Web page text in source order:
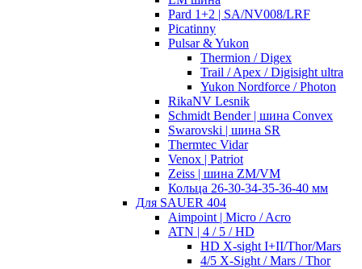
Pard 1+2 | SA/NV008/LRF
Picatinny
Pulsar & Yukon
Thermion / Digex
Trail / Apex / Digisight ultra
Yukon Nordforce / Photon
RikaNV Lesnik
Schmidt Bender | шина Convex
Swarovski | шина SR
Thermtec Vidar
Venox | Patriot
Zeiss | шина ZM/VM
Кольца 26-30-34-35-36-40 мм
Для SAUER 404
Aimpoint | Micro / Acro
ATN | 4 / 5 / HD
HD X-sight I+II/Thor/Mars
4/5 X-Sight / Mars / Thor